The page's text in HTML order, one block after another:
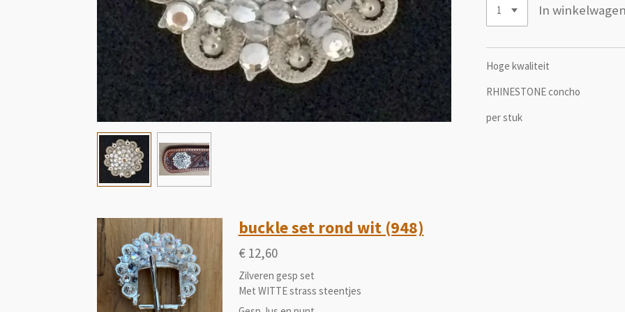
In
Hoge kwaliteit
RHINESTONE concho
per stuk
buckle set rond wit (948)
€ 12,60
Zilveren gesp set
Met WITTE strass steentjes